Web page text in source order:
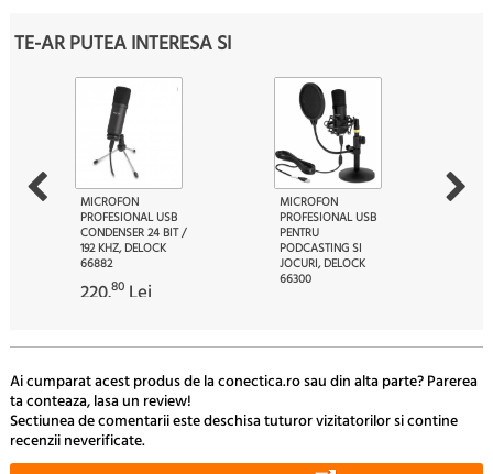
TE-AR PUTEA INTERESA SI
MICROFON
PROFESIONAL USB
CONDENSER 24 BIT /
192 KHZ, DELOCK
66882
220.80 Lei
MICROFON
PROFESIONAL USB
PENTRU
PODCASTING SI
JOCURI, DELOCK
66300
Ai cumparat acest produs de la conectica.ro sau din alta parte? Parerea
ta conteaza, lasa un review!
Sectiunea de comentarii este deschisa tuturor vizitatorilor si contine
recenzii neverificate.